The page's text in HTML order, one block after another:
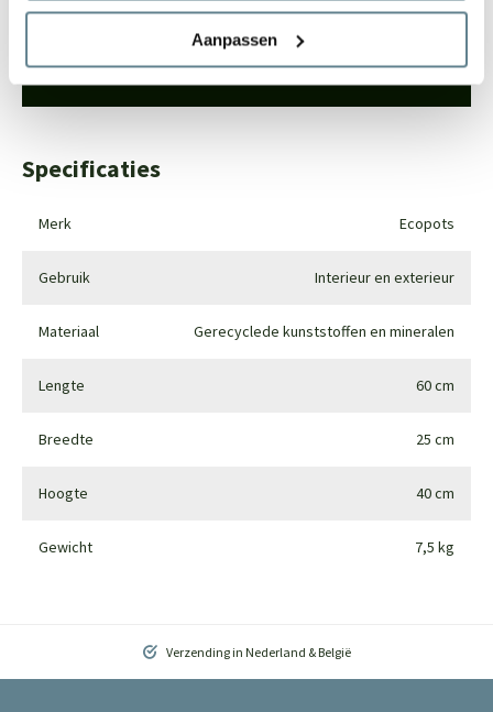
Aanpassen
Bel0344-228104
info@polyesterplantenbakken.nl
Whatsapp0344-228104
Specificaties
Merk Ecopots
Gebruik Interieur en exterieur
Materiaal Gerecyclede kunststoffen en mineralen
Lengte 60 cm
Breedte 25 cm
Hoogte 40 cm
Gewicht 7,5 kg
Verzending in Nederland & België